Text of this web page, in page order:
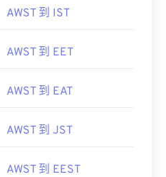
AWST 到 IST
AWST 到 EET
AWST 到 EAT
AWST 到 JST
AWST 到 EEST